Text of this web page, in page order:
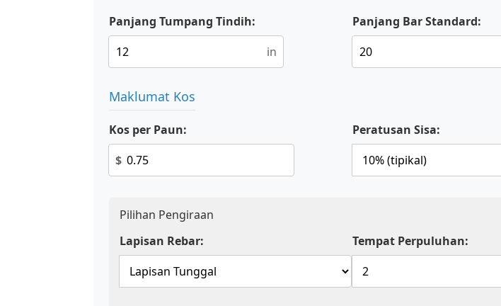
Panjang Tumpang Tindih:
in
Panjang Bar Standard:
Maklumat Kos
Kos per Paun:
$
Peratusan Sisa:
Pilihan Pengiraan
Lapisan Rebar:
Tempat Perpuluhan: